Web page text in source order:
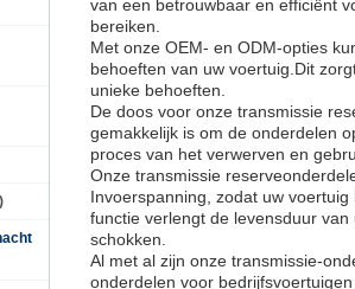
van een betrouwbaar en efficiënt
bereiken.
Met onze OEM- en ODM-opties
behoeften van uw voertuig.Dit
unieke behoeften.
De doos voor onze transmissie
gemakkelijk is om de onderdelen
proces van het verwerven en
Onze transmissie
Invoerspanning, zodat uw
functie verlengt de levensduur
schokken.
Al met al zijn onze transmissie-
onderdelen voor